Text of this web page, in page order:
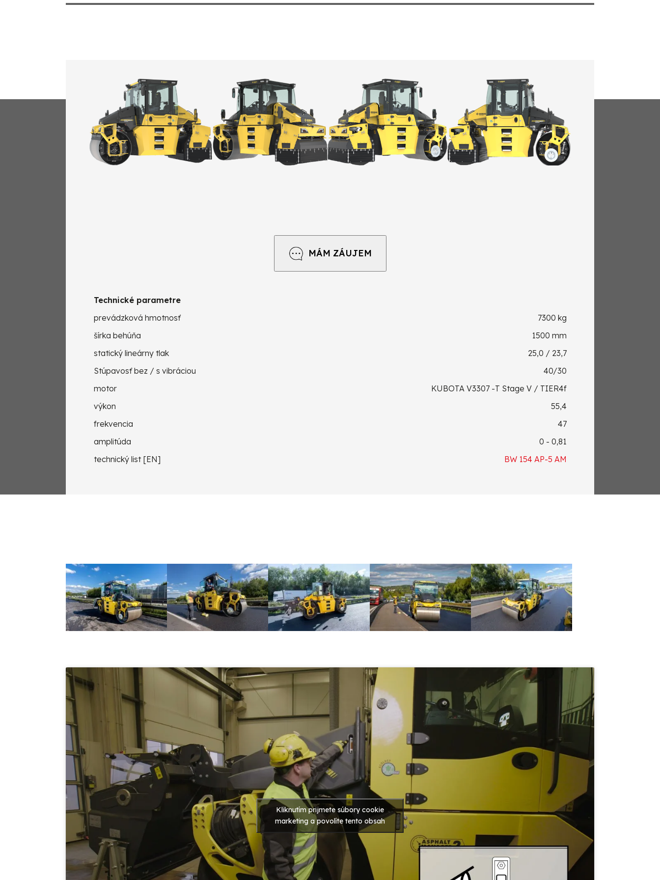
MÁM ZÁUJEM
Technické parametre
prevádzková hmotnosť
7300 kg
šírka behúňa
1500 mm
statický lineárny tlak
25,0 / 23,7
Stúpavosť bez / s vibráciou
40/30
motor
KUBOTA V3307 -T Stage V / TIER4f
výkon
55,4
frekvencia
47
amplitúda
0 - 0,81
technický list [EN]
BW 154 AP-5 AM
Kliknutím prijmete súbory cookie
marketing a povolíte tento obsah